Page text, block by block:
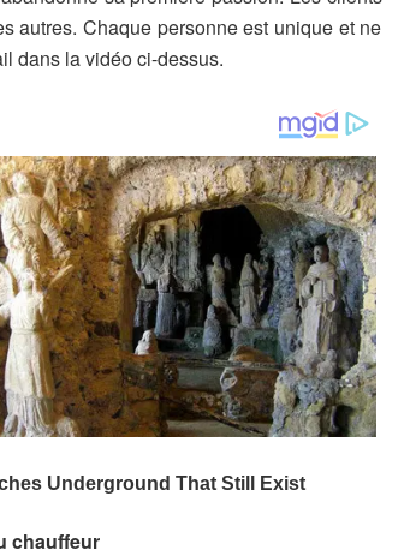
autres. Chaque personne est unique et ne
dans la vidéo ci-dessus.
chauffeur